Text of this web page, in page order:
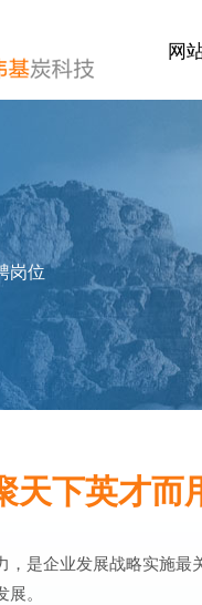
网
岗位
天下英才而
是企业发展战略实施
。